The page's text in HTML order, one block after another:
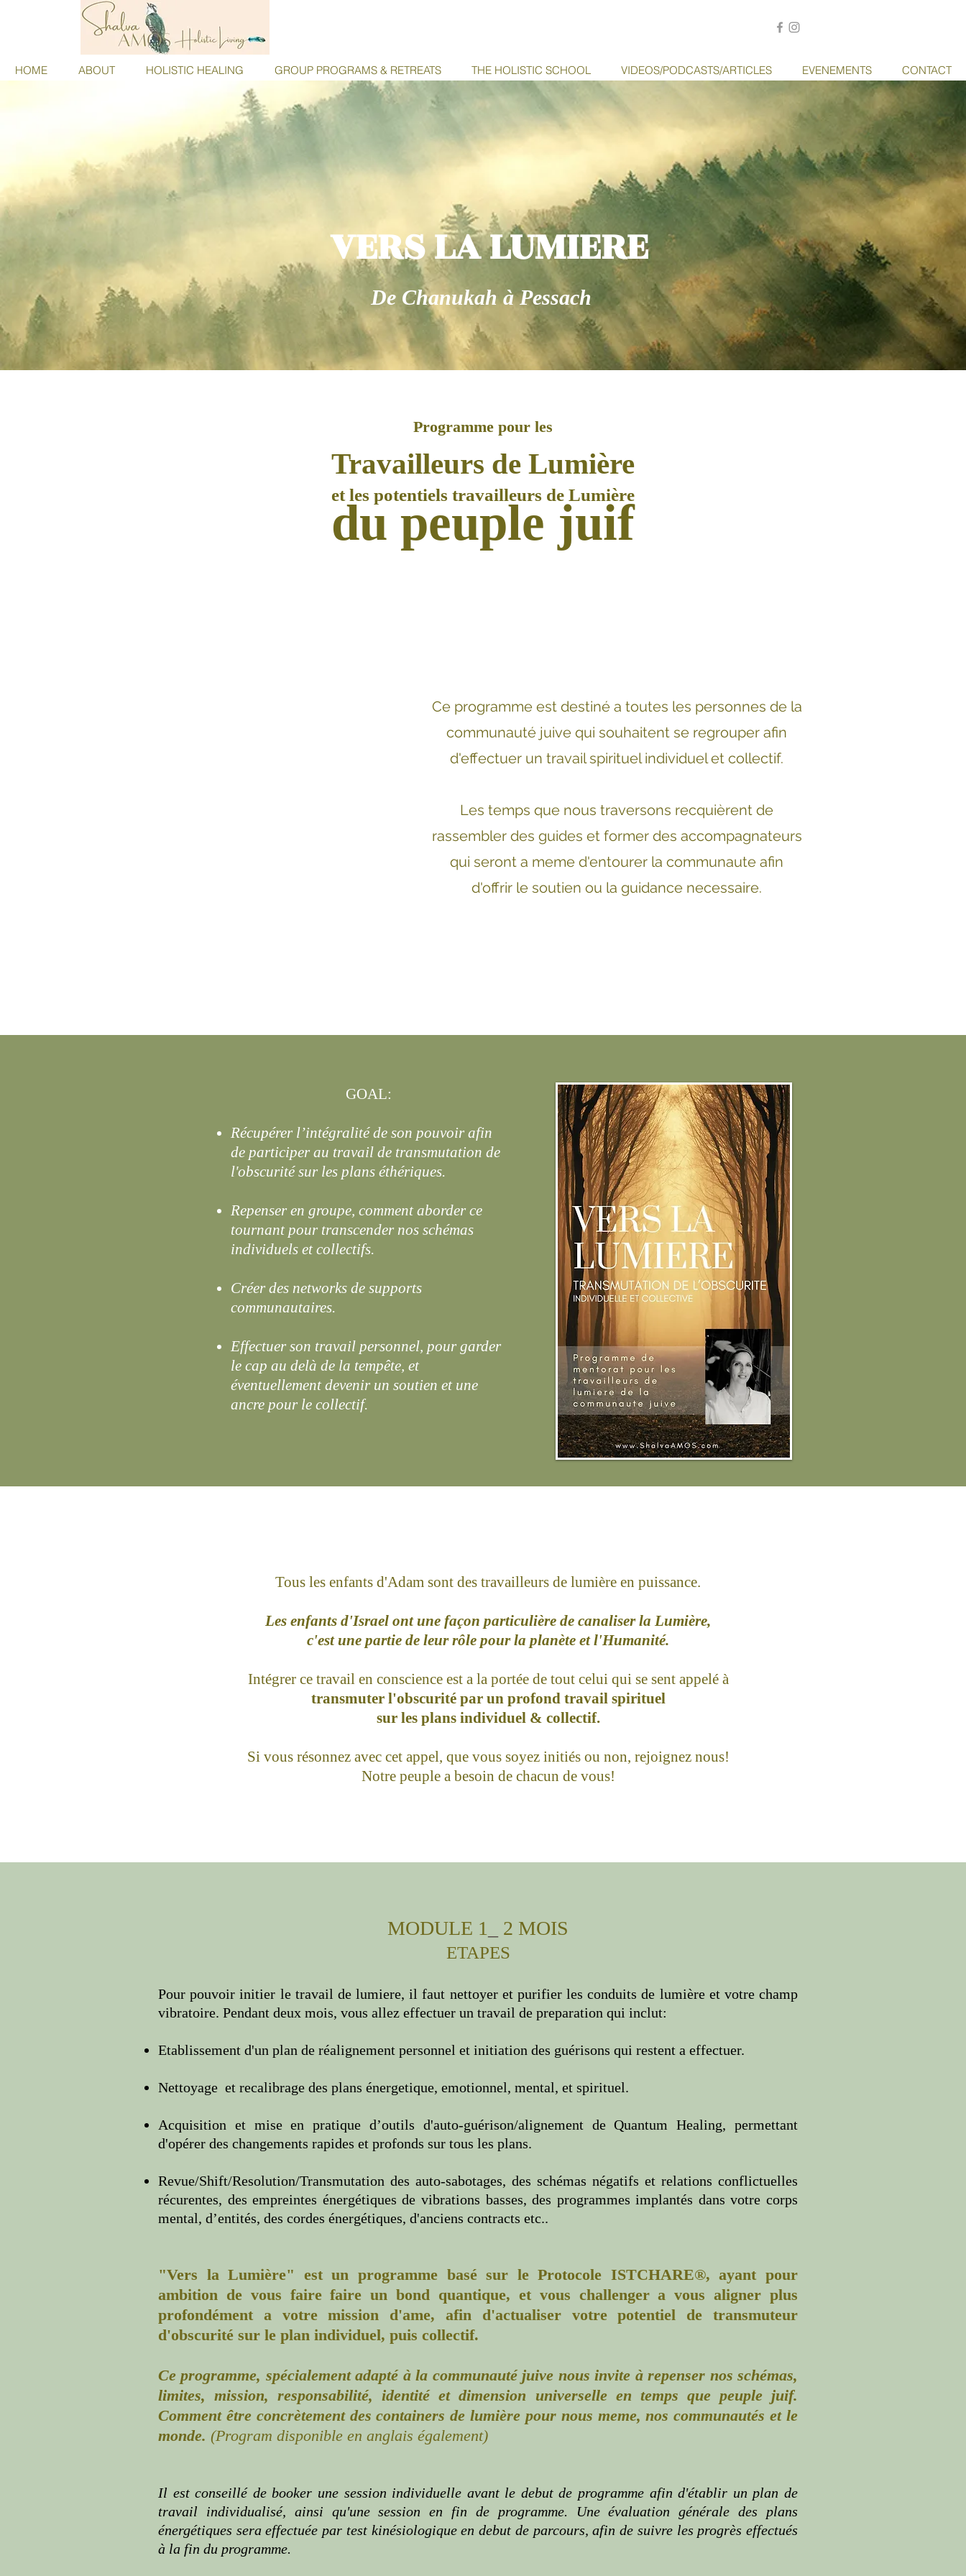
HOME ABOUT HOLISTIC HEALING GROUP PROGRAMS & RETREATS THE HOLISTIC SCHOOL VIDEOS/PODCASTS/ARTICLES EVENEMENTS CONTACT
VERS LA LUMIERE
De Chanukah à Pessach
Programme pour les
Travailleurs de Lumière
et les potentiels travailleurs de Lumière
du peuple juif
Ce programme est destiné a toutes les personnes de la
communauté juive qui souhaitent se regrouper afin
d'effectuer un travail spirituel individuel et collectif.
Les temps que nous traversons recquièrent de
rassembler des guides et former des accompagnateurs
qui seront a meme d'entourer la communaute afin
d'offrir le soutien ou la guidance necessaire.
GOAL:
Récupérer l’intégralité de son pouvoir afin
de participer au travail de transmutation de
l'obscurité sur les plans éthériques.
Repenser en groupe, comment aborder ce
tournant pour transcender nos schémas
individuels et collectifs.
Créer des networks de supports
communautaires.
Effectuer son travail personnel, pour garder
le cap au delà de la tempête, et
éventuellement devenir un soutien et une
ancre pour le collectif.
Tous les enfants d'Adam sont des travailleurs de lumière en puissance.
Les enfants d'Israel ont une façon particulière de canaliser la Lumière,
c'est une partie de leur rôle pour la planète et l'Humanité.
Intégrer ce travail en conscience est a la portée de tout celui qui se sent appelé à
transmuter l'obscurité par un profond travail spirituel
sur les plans individuel & collectif.
Si vous résonnez avec cet appel, que vous soyez initiés ou non, rejoignez nous!
Notre peuple a besoin de chacun de vous!
MODULE 1 2 MOIS
ETAPES
Pour pouvoir initier le travail de lumiere, il faut nettoyer et purifier les conduits de lumièreet votre champ
vibratoire. Pendant deux mois, vous allez effectuer un travail de preparation qui inclut:
Etablissement d'un plan de réalignement personnel et initiation des guérisons qui restent a effectuer.
Nettoyage et recalibrage des plans énergetique, emotionnel, mental, et spirituel.
Acquisition et mise en pratiqued’outils d'auto-guérison/alignement de Quantum Healing,permettant
d'opérer des changements rapides et profonds sur tous les plans.
Revue/Shift/Resolution/Transmutation des auto-sabotages, des schémas négatifs et relations conflictuelles
récurentes, des empreintes énergétiques de vibrations basses, des programmes implantés dans votre corps
mental, d’entités, des cordes énergétiques, d'anciens contracts etc..
"Vers la Lumière" est un programme basé sur le Protocole ISTCHARE®, ayant pour
ambition de vous faire faire un bond quantique, et vous challenger a vous aligner plus
profondément a votre mission d'ame, afin d'actualiser votre potentiel de transmuteur
d'obscurité sur le plan individuel, puis collectif.
Ce programme, spécialement adapté à la communauté juive nous invite à repenser nos schémas,
limites, mission, responsabilité, identité et dimension universelle en temps que peuple juif.
Comment être concrètement des containers de lumière pour nous meme, nos communautés et le
monde. (Program disponible en anglais également)
Il est conseillé de booker une session individuelle avant le debut de programme afin d'établir un plan de
travail individualisé, ainsi qu'une session en fin de programme. Une évaluation générale des plans
énergétiques sera effectuée par test kinésiologique en debut de parcours, afin de suivre les progrès effectués
à la fin du programme.